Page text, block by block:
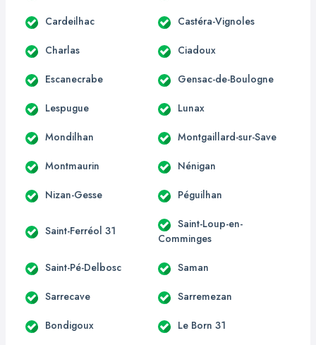
Cardeilhac Castéra-Vignoles
Charlas Ciadoux
Escanecrabe Gensac-de-Boulogne
Lespugue Lunax
Mondilhan Montgaillard-sur-Save
Montmaurin Nénigan
Nizan-Gesse Péguilhan
Saint-Ferréol 31
Saint-Loup-en-
Comminges
Saint-Pé-Delbosc Saman
Sarrecave Sarremezan
Bondigoux Le Born 31